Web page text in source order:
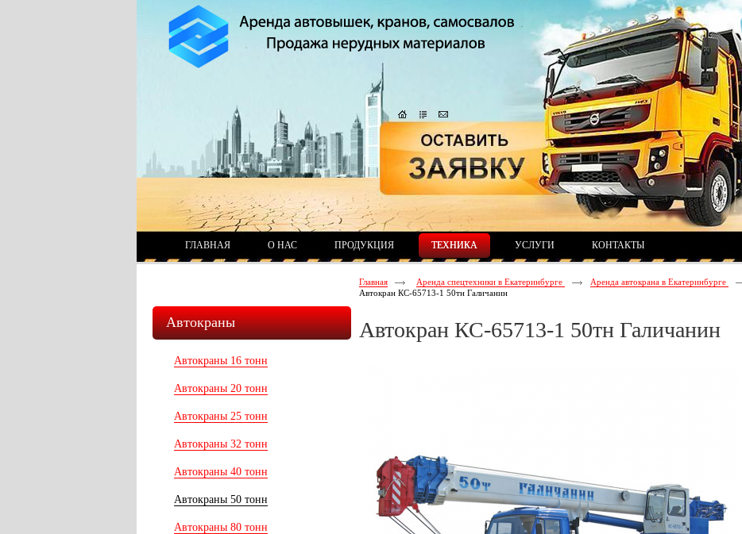
ГЛАВНАЯ О НАС ПРОДУКЦИЯ ТЕХНИКА УСЛУГИ КОНТАКТЫ
Автокраны
Автокраны 16 тонн
Автокраны 20 тонн
Автокраны 25 тонн
Автокраны 32 тонн
Автокраны 40 тонн
Автокраны 50 тонн
Автокраны 80 тонн
Главная Аренда спецтехники в Екатеринбурге Аренда автокрана в Екатеринбурге
Автокран КС-65713-1 50тн Галичанин
Автокран КС-65713-1 50тн Галичанин